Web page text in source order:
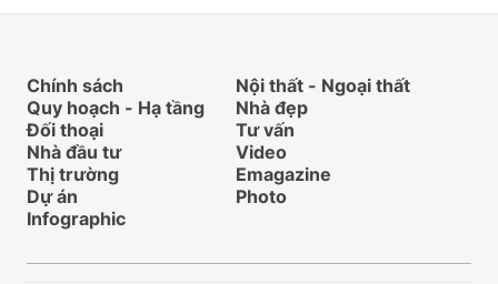
Chính sách
Nội thất - Ngoại thất
Quy hoạch - Hạ tầng
Nhà đẹp
Đối thoại
Tư vấn
Nhà đầu tư
Video
Thị trường
Emagazine
Dự án
Photo
Infographic